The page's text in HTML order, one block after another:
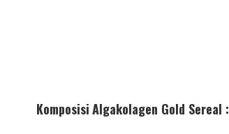
KomposisiAlgakolagen Gold Sereal :